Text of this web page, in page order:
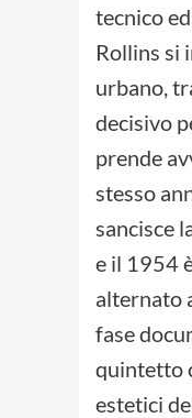
tecnico
Rollins si
urbano,
decisivo
prende
stesso
sancisce
e il 1954
alternato
fase
quintetto
estetici